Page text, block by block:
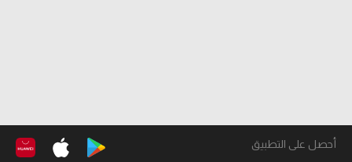
أحصل على التطبيق